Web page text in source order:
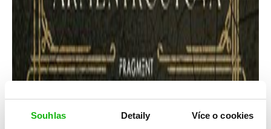
Souhlas Detaily Více o cookies